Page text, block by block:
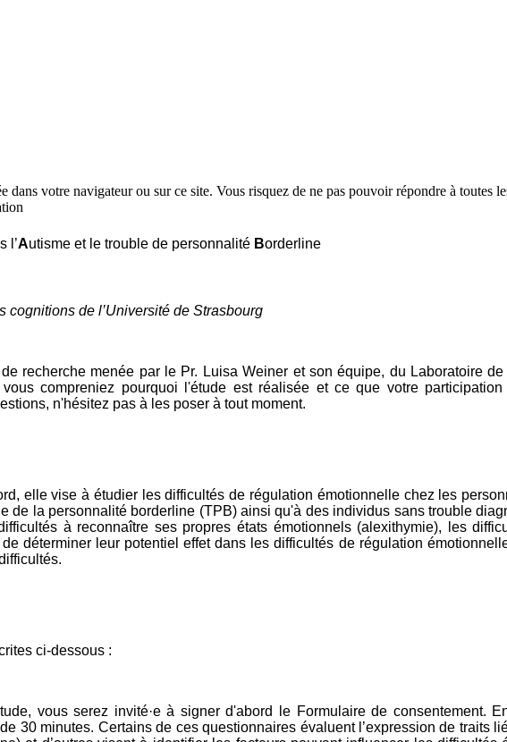
dans votre navigateur ou sur ce site. Vous risquez de ne pas pouvoir répondre à toutes
l’Autisme et le trouble de personnalité Borderline
cognitions de l’Université de Strasbourg
recherche menée par le Pr. Luisa Weiner et son équipe, du Laboratoire
compreniez pourquoi l'étude est réalisée et ce que votre
n'hésitez pas à les poser à tout moment.
elle vise à étudier les difficultés de régulation émotionnelle chez les
de la personnalité borderline (TPB) ainsi qu'à des individus sans trouble
à reconnaître ses propres états émotionnels (alexithymie), les
déterminer leur potentiel effet dans les difficultés de régulation
ci-dessous :
vous serez invité·e à signer d'abord le Formulaire de consentement.
30 minutes. Certains de ces questionnaires évaluent l’expression de traits